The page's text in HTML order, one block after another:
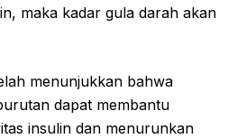
maka kadar gula darah akan
menunjukkan bahwa
dapat membantu
insulin dan menurunkan